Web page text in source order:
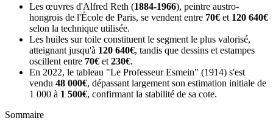
Les œuvres d'Alfred Reth (1884-1966), peintre austro-
hongrois de l'École de Paris, se vendent entre 70€ et 120 640€
selon la technique utilisée.
Les huiles sur toile constituent le segment le plus valorisé,
atteignant jusqu'à 120 640€, tandis que dessins et estampes
oscillent entre 70€ et 230€.
En 2022, le tableau "Le Professeur Esmein" (1914) s'est
vendu 48 000€, dépassant largement son estimation initiale de
1 000 à 1 500€, confirmant la stabilité de sa cote.
Sommaire